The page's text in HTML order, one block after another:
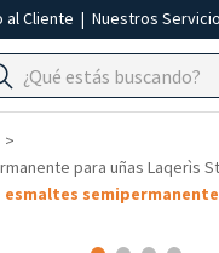
al Cliente | Nuestros
para uñas Laqerìs
esmaltes